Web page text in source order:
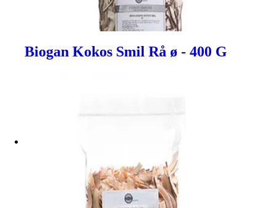
Biogan Kokos Smil Rå ø - 400 G